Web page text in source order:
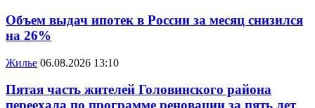
Объем выдач ипотек в России за месяц снизился
на 26%
Жилье 06.08.2026 13:10
Пятая часть жителей Головинского района